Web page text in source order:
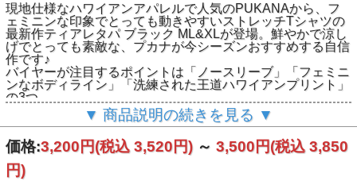
現地仕様なハワイアンアパレルで人気のPUKANAから、フ
ェミニンな印象でとっても動きやすいストレッチTシャツの
最新作ティアレタパ ブラック ML&XLが登場。鮮やかで涼し
げでとっても素敵な、プカナが今シーズンおすすめする自信
作です♪
バイヤーが注目するポイントは「ノースリーブ」「フェミニ
ンなボディライン」「洗練された王道ハワイアンプリント」
の3つ。
ノースリーブとは言っても、袖口幅は中が見えてしまう心配
レーヨン90％、ポリウレタン10％素材は、ボディに程よく
フィットするやわらかな着心地。とにかくフェミニンな印象
でほんとオススメですよ。
そしてなんといっても！このシリーズのレッスンTシャツで
▼ 商品説明の続きを見る ▼
価格:3,200円(税込 3,520円) ～ 3,500円(税込 3,850
円)